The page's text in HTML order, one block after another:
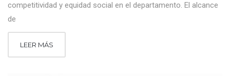
competitividad y equidad social en el departamento. El alcance
de
LEER MÁS